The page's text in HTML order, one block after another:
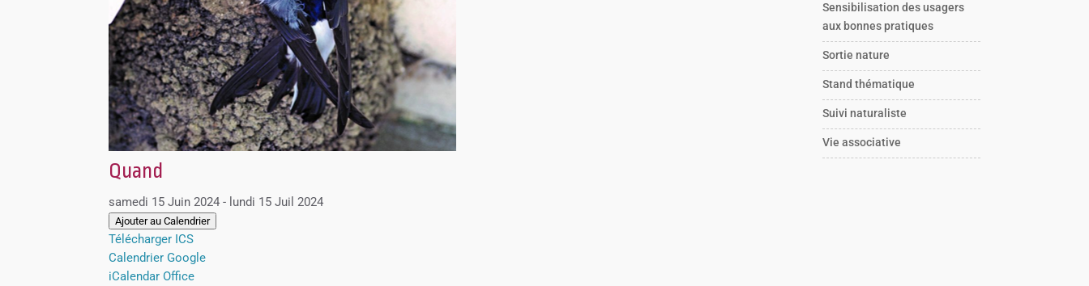
Quand
samedi 15 Juin 2024 - lundi 15 Juil 2024
Ajouter au Calendrier
Télécharger ICS
Calendrier Google
iCalendar Office
Sensibilisation des usagers
aux bonnes pratiques
Sortie nature
Stand thématique
Suivi naturaliste
Vie associative